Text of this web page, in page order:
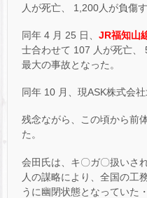
人が死亡、 1,200人が負傷
同年 4 月 25 日、 JR福知山
士合わせて 107 人が死亡、
最大の事故となった。
同年 10 月、現ASK株式会
残念ながら、この頃から前
た。
会田氏は、キ〇ガ〇扱いさ
人の謀略により、全国の工
うに幽閉状態となってい